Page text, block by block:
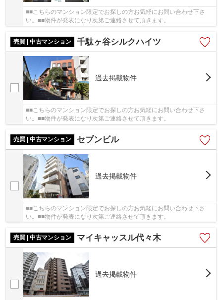
■■こちらのマンション限定でお探しの方お気軽にお問い合わせ下さ
い。■■物件が発表になり次第ご連絡させて頂きます。
売買 | 中古マンション 千駄ヶ谷シルクハイツ
過去掲載物件
■■こちらのマンション限定でお探しの方お気軽にお問い合わせ下さ
い。■■物件が発表になり次第ご連絡させて頂きます。
売買 | 中古マンション セブンビル
過去掲載物件
■■こちらのマンション限定でお探しの方お気軽にお問い合わせ下さ
い。■■物件が発表になり次第ご連絡させて頂きます。
売買 | 中古マンション マイキャッスル代々木
過去掲載物件